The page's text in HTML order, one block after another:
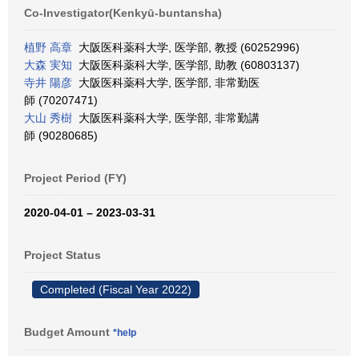
Co-Investigator(Kenkyū-buntansha)
植野 高章 大阪医科薬科大学, 医学部, 教授 (60252996)
大森 実知 大阪医科薬科大学, 医学部, 助教 (60803137)
寺井 陽彦 大阪医科薬科大学, 医学部, 非常勤医
師 (70207471)
大山 秀樹 大阪医科薬科大学, 医学部, 非常勤講
師 (90280685)
Project Period (FY)
2020-04-01 – 2023-03-31
Project Status
Completed (Fiscal Year 2022)
Budget Amount *help